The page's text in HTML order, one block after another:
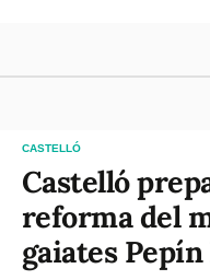
CASTELLÓ
Castelló
reforma del
gaiates